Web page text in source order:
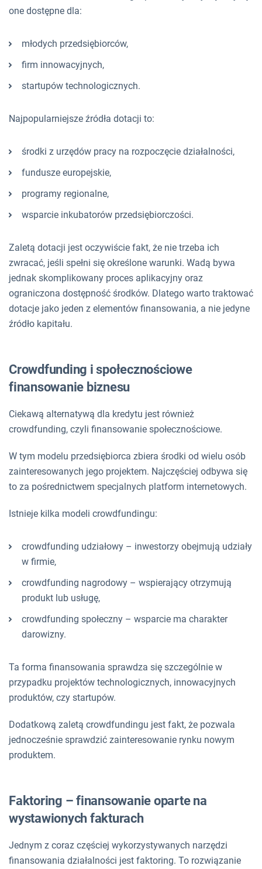
one dostępne dla:
młodych przedsiębiorców,
firm innowacyjnych,
startupów technologicznych.
Najpopularniejsze źródła dotacji to:
środki z urzędów pracy na rozpoczęcie działalności,
fundusze europejskie,
programy regionalne,
wsparcie inkubatorów przedsiębiorczości.
Zaletą dotacji jest oczywiście fakt, że nie trzeba ich
zwracać, jeśli spełni się określone warunki. Wadą bywa
jednak skomplikowany proces aplikacyjny oraz
ograniczona dostępność środków. Dlatego warto traktować
dotacje jako jeden z elementów finansowania, a nie jedyne
źródło kapitału.
Crowdfunding i społecznościowe
finansowanie biznesu
Ciekawą alternatywą dla kredytu jest również
crowdfunding, czyli finansowanie społecznościowe.
W tym modelu przedsiębiorca zbiera środki od wielu osób
zainteresowanych jego projektem. Najczęściej odbywa się
to za pośrednictwem specjalnych platform internetowych.
Istnieje kilka modeli crowdfundingu:
crowdfunding udziałowy – inwestorzy obejmują udziały
w firmie,
crowdfunding nagrodowy – wspierający otrzymują
produkt lub usługę,
crowdfunding społeczny – wsparcie ma charakter
darowizny.
Ta forma finansowania sprawdza się szczególnie w
przypadku projektów technologicznych, innowacyjnych
produktów, czy startupów.
Dodatkową zaletą crowdfundingu jest fakt, że pozwala
jednocześnie sprawdzić zainteresowanie rynku nowym
produktem.
Faktoring – finansowanie oparte na
wystawionych fakturach
Jednym z coraz częściej wykorzystywanych narzędzi
finansowania działalności jest faktoring. To rozwiązanie